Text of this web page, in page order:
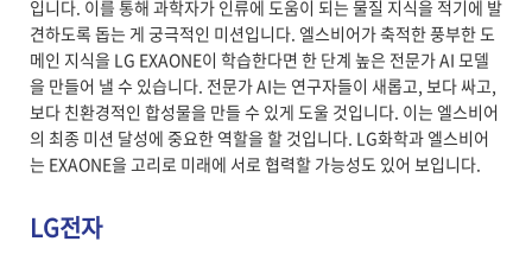
입니다. 이를 통해 과학자가 인류에 도움이 되는 물질 지식을 적기에 발
견하도록 돕는 게 궁극적인 미션입니다. 엘스비어가 축적한 풍부한 도
메인 지식을 LG EXAONE이 학습한다면 한 단계 높은 전문가 AI 모델
을 만들어 낼 수 있습니다. 전문가 AI는 연구자들이 새롭고, 보다 싸고,
보다 친환경적인 합성물을 만들 수 있게 도울 것입니다. 이는 엘스비어
의 최종 미션 달성에 중요한 역할을 할 것입니다. LG화학과 엘스비어
는 EXAONE을 고리로 미래에 서로 협력할 가능성도 있어 보입니다.
LG전자